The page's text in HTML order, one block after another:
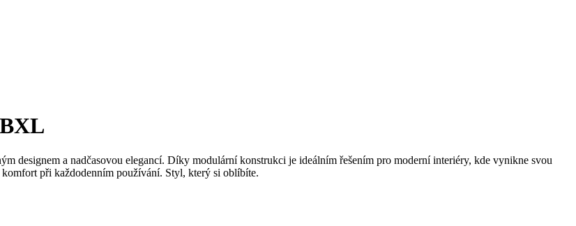
designem a nadčasovou elegancí. Díky modulární konstrukci je ideálním řešením pro moderní interiéry, kde vynikne svou
při každodenním používání. Styl, který si oblíbíte.